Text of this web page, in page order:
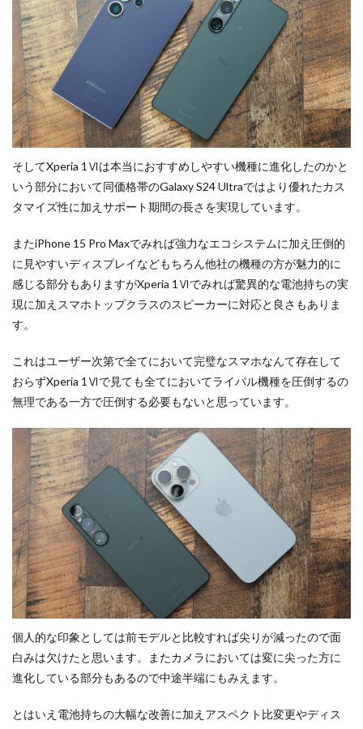
そしてXperia 1Ⅵは本当におすすめしやすい機種に進化したのかと
いう部分において同価格帯のGalaxy S24 Ultraではより優れたカス
タマイズ性に加えサポート期間の長さを実現しています。
またiPhone 15 Pro Maxでみれば強力なエコシステムに加え圧倒的
に見やすいディスプレイなどもちろん他社の機種の方が魅力的に
感じる部分もありますがXperia 1Ⅵでみれば驚異的な電池持ちの実
現に加えスマホトップクラスのスピーカーに対応と良さもありま
す。
これはユーザー次第で全てにおいて完璧なスマホなんて存在して
おらずXperia 1Ⅵで見ても全てにおいてライバル機種を圧倒するの
無理である一方で圧倒する必要もないと思っています。
個人的な印象としては前モデルと比較すれば尖りが減ったので面
白みは欠けたと思います。またカメラにおいては変に尖った方に
進化している部分もあるので中途半端にもみえます。
とはいえ電池持ちの大幅な改善に加えアスペクト比変更やディス